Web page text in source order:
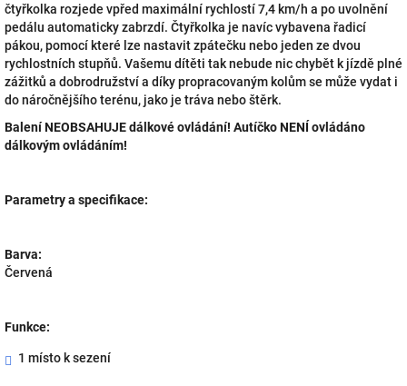
čtyřkolka rozjede vpřed maximální rychlostí 7,4 km/h a po uvolnění
pedálu automaticky zabrzdí. Čtyřkolka je navíc vybavena řadicí
pákou, pomocí které lze nastavit zpátečku nebo jeden ze dvou
rychlostních stupňů. Vašemu dítěti tak nebude nic chybět k jízdě plné
zážitků a dobrodružství a díky propracovaným kolům se může vydat i
do náročnějšího terénu, jako je tráva nebo štěrk.
Balení NEOBSAHUJE dálkové ovládání! Autíčko NENÍ ovládáno
dálkovým ovládáním!
Parametry a specifikace:
Barva:
Červená
Funkce:
1 místo k sezení